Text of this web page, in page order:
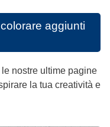
aggiunti
nostre ultime pagine
la tua creatività e